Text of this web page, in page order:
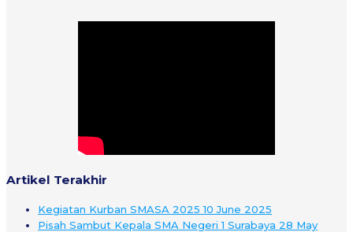
Artikel Terakhir
Kegiatan Kurban SMASA 202510 June 2025
Pisah Sambut Kepala SMA Negeri 1 Surabaya 28 May